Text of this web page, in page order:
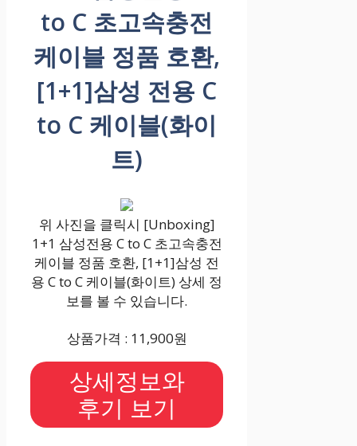
to C 초고속충전
케이블 정품 호환,
[1+1]삼성 전용 C
to C 케이블(화이
트)
위 사진을 클릭시 [Unboxing]
1+1 삼성전용 C to C 초고속충전
케이블 정품 호환, [1+1]삼성 전
용 C to C 케이블(화이트) 상세 정
보를 볼 수 있습니다.
상품가격 : 11,900원
상세정보와
후기 보기